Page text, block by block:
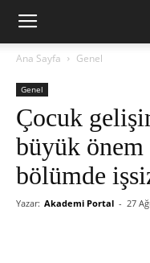
Ana Sayfa Genel
Genel
Çocuk
büyük
bölümde
Yazar: Akademi Portal - 27